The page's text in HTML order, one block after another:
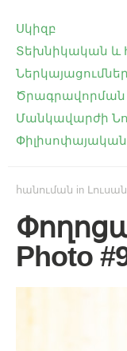
Սկիզբ
Տեխնիկական և
Մանկավարժի
Փիլիսոփայական
հանուման in
Photo